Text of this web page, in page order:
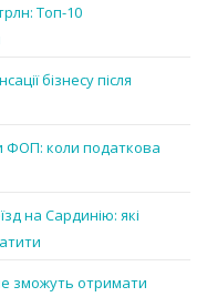
Топ-10
бізнесу після
ФОП: коли податкова
на Сардинію: які
зможуть отримати